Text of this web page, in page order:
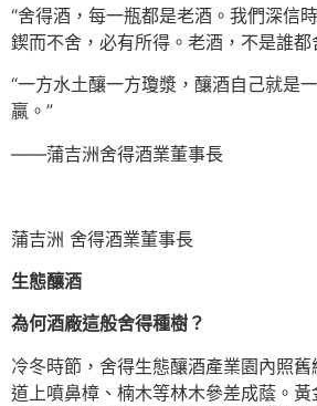
“舍得酒，每一瓶都是老酒。我們深信
鍥而不舍，必有所得。老酒，不是誰都
“一方水土釀一方瓊漿，釀酒自己就是
贏。”
——蒲吉洲舍得酒業董事長
蒲吉洲 舍得酒業董事長
生態釀酒
為何酒廠這般舍得種樹？
冷冬時節，舍得生態釀酒產業園內照
道上噴鼻樟、楠木等林木參差成蔭。黃